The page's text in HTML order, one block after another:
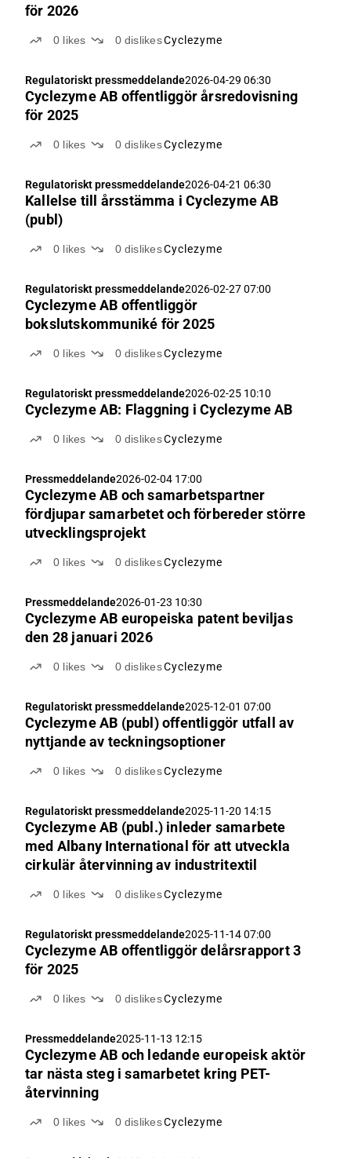
för 2026
0 likes 0 dislikesCyclezyme
Regulatoriskt pressmeddelande2026-04-29 06:30
Cyclezyme AB offentliggör årsredovisning
för 2025
0 likes 0 dislikesCyclezyme
Regulatoriskt pressmeddelande2026-04-21 06:30
Kallelse till årsstämma i Cyclezyme AB
(publ)
0 likes 0 dislikesCyclezyme
Regulatoriskt pressmeddelande2026-02-27 07:00
Cyclezyme AB offentliggör
bokslutskommuniké för 2025
0 likes 0 dislikesCyclezyme
Regulatoriskt pressmeddelande2026-02-25 10:10
Cyclezyme AB: Flaggning i Cyclezyme AB
0 likes 0 dislikesCyclezyme
Pressmeddelande2026-02-04 17:00
Cyclezyme AB och samarbetspartner
fördjupar samarbetet och förbereder större
utvecklingsprojekt
0 likes 0 dislikesCyclezyme
Pressmeddelande2026-01-23 10:30
Cyclezyme AB europeiska patent beviljas
den 28 januari 2026
0 likes 0 dislikesCyclezyme
Regulatoriskt pressmeddelande2025-12-01 07:00
Cyclezyme AB (publ) offentliggör utfall av
nyttjande av teckningsoptioner
0 likes 0 dislikesCyclezyme
Regulatoriskt pressmeddelande2025-11-20 14:15
Cyclezyme AB (publ.) inleder samarbete
med Albany International för att utveckla
cirkulär återvinning av industritextil
0 likes 0 dislikesCyclezyme
Regulatoriskt pressmeddelande2025-11-14 07:00
Cyclezyme AB offentliggör delårsrapport 3
för 2025
0 likes 0 dislikesCyclezyme
Pressmeddelande2025-11-13 12:15
Cyclezyme AB och ledande europeisk aktör
tar nästa steg i samarbetet kring PET-
återvinning
0 likes 0 dislikesCyclezyme